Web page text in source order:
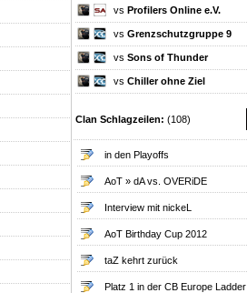
vs Profilers Online e.V.
vs Grenzschutzgruppe 9
vs Sons of Thunder
vs Chiller ohne Ziel
Clan Schlagzeilen: (108)
in den Playoffs
AoT » dA vs. OVERiDE
Interview mit nickeL
AoT Birthday Cup 2012
taZ kehrt zurück
Platz 1 in der CB Europe Ladder